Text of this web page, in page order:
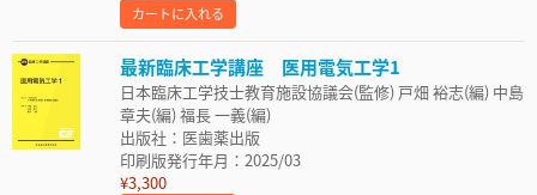
カートに入れる
最新臨床工学講座 医用電気工学1
日本臨床工学技士教育施設協議会(監修) 戸畑 裕志(編) 中島
章夫(編) 福長 一義(編)
出版社：医歯薬出版
印刷版発行年月：2025/03
¥3,300